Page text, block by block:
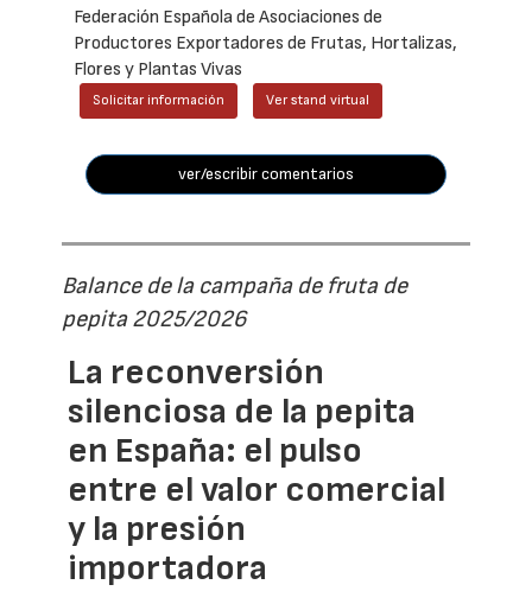
Federación Española de Asociaciones de
Productores Exportadores de Frutas, Hortalizas,
Flores y Plantas Vivas
Solicitar información Ver stand virtual
ver/escribir comentarios
Balance de la campaña de fruta de
pepita 2025/2026
La reconversión
silenciosa de la pepita
en España: el pulso
entre el valor comercial
y la presión
importadora